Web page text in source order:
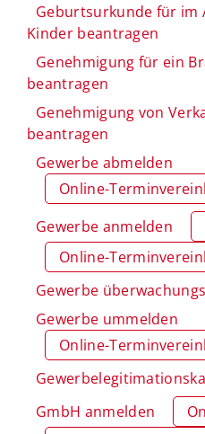
Geburtsurkunde für im
Kinder beantragen
Genehmigung für ein
beantragen
Genehmigung von
beantragen
Gewerbe abmelden
Online-
Gewerbe anmelden
Online-
Gewerbe
Gewerbe ummelden
Online-
GmbH anmelden